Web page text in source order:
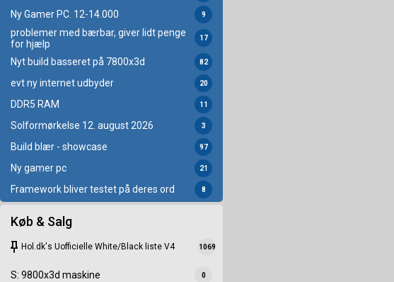
Ny Gamer PC. 12-14.000 9
problemer med bærbar, giver lidt penge
for hjælp
17
Nyt build basseret på 7800x3d 82
evt ny internet udbyder 20
DDR5 RAM 11
Solformørkelse 12. august 2026 3
Build blær - showcase 97
Ny gamer pc 21
Framework bliver testet på deres ord 8
Køb & Salg
keep Hol.dk's Uofficielle White/Black liste V4 1069
S: 9800x3d maskine 0